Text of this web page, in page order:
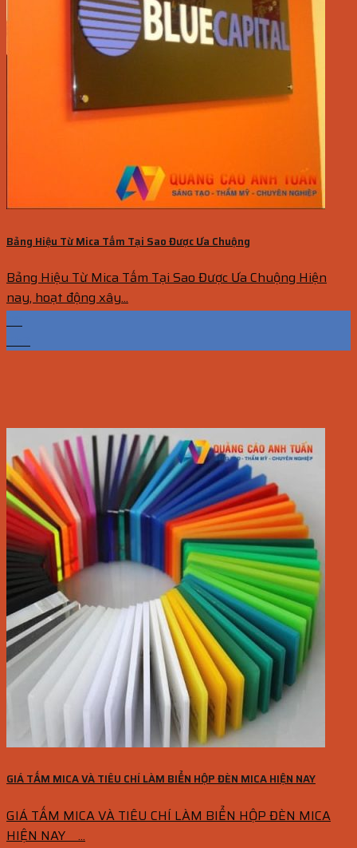
Bảng Hiệu Từ Mica Tấm Tại Sao Được Ưa Chuộng
Bảng Hiệu Từ Mica Tấm Tại Sao Được Ưa Chuộng Hiện
nay, hoạt động xây...
08
Th7
GIÁ TẤM MICA VÀ TIÊU CHÍ LÀM BIỂN HỘP ĐÈN MICA HIỆN NAY
GIÁ TẤM MICA VÀ TIÊU CHÍ LÀM BIỂN HỘP ĐÈN MICA
HIỆN NAY ...